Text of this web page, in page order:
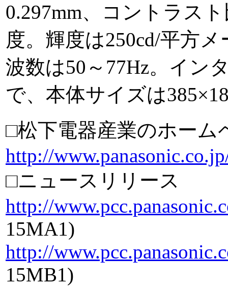
0.297mm、コントラス
度。輝度は250cd/平方
波数は50～77Hz。イン
で、本体サイズは
□松下電器産業のホーム
http://
□ニュースリリース
http://
15MA1)
http://
15MB1)